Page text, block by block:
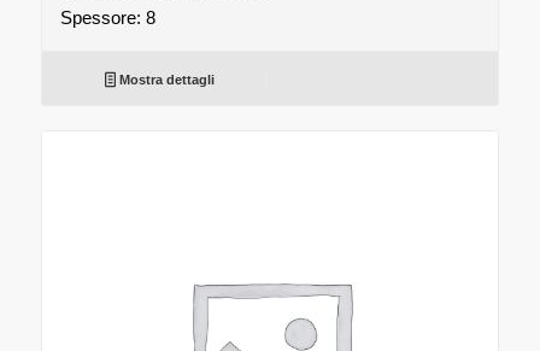
Spessore: 8
Mostra dettagli